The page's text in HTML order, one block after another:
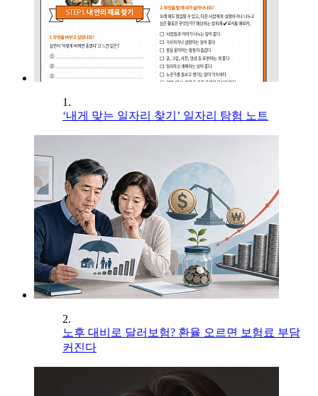
1.
‘내게 맞는 일자리 찾기’ 일자리 탐험 노트
2.
노후 대비로 달러보험? 환율 오르면 보험료 부담
커진다